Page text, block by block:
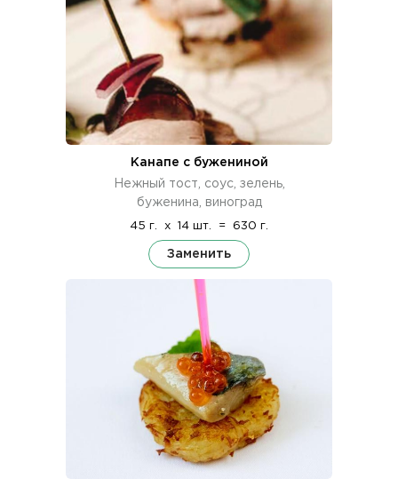
Канапе с бужениной
Нежный тост, соус, зелень,
буженина, виноград
45 г. x 14 шт. = 630 г.
Заменить